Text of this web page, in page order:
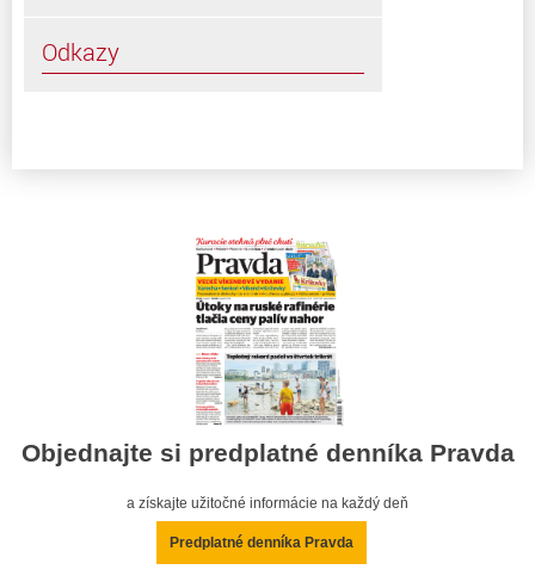
Odkazy
Objednajte si predplatné denníka Pravda
a získajte užitočné informácie na každý deň
Predplatné denníka Pravda